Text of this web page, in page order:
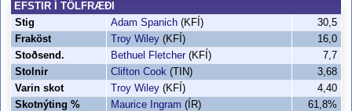
EFSTIR Í TÖLFRÆÐI
Stig
Adam Spanich (KFÍ)
30,5
Fraköst
Troy Wiley (KFÍ)
16,0
Stoðsend.
Bethuel Fletcher(KFÍ)
7,7
Stolnir
Clifton Cook (TIN)
3,68
Varin skot
Troy Wiley (KFÍ)
4,40
Skotnýting %
Maurice Ingram (ÍR)
61,8%